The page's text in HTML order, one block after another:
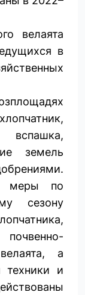
велаята
в
вспашка,
земель
меры по
сезону
а
техники и